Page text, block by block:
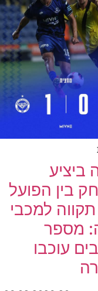
ביציע
בין הפועל
למכבי
מספר
עוכבו